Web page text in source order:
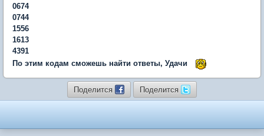
0674
0744
1556
1613
4391
По этим кодам сможешь найти ответы, Удачи
Поделится Поделится